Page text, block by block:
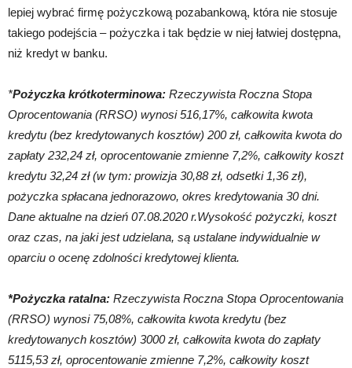
lepiej wybrać firmę pożyczkową pozabankową, która nie stosuje
takiego podejścia – pożyczka i tak będzie w niej łatwiej dostępna,
niż kredyt w banku.
*Pożyczka krótkoterminowa: Rzeczywista Roczna Stopa
Oprocentowania (RRSO) wynosi 516,17%, całkowita kwota
kredytu (bez kredytowanych kosztów) 200 zł, całkowita kwota do
zapłaty 232,24 zł, oprocentowanie zmienne 7,2%, całkowity koszt
kredytu 32,24 zł (w tym: prowizja 30,88 zł, odsetki 1,36 zł),
pożyczka spłacana jednorazowo, okres kredytowania 30 dni.
Dane aktualne na dzień 07.08.2020 r.Wysokość pożyczki, koszt
oraz czas, na jaki jest udzielana, są ustalane indywidualnie w
oparciu o ocenę zdolności kredytowej klienta.
*Pożyczka ratalna: Rzeczywista Roczna Stopa Oprocentowania
(RRSO) wynosi 75,08%, całkowita kwota kredytu (bez
kredytowanych kosztów) 3000 zł, całkowita kwota do zapłaty
5115,53 zł, oprocentowanie zmienne 7,2%, całkowity koszt